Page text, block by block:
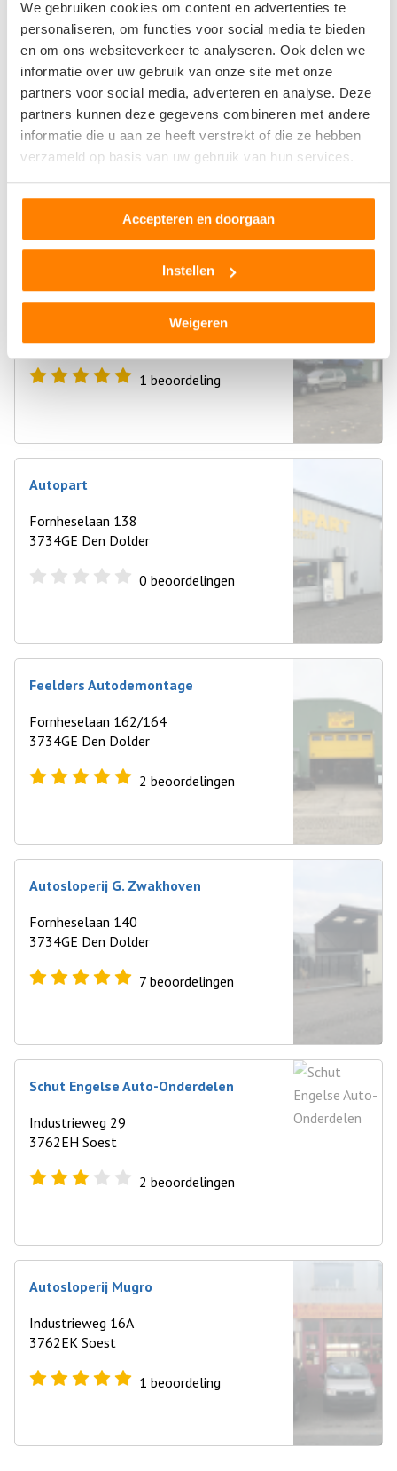
We gebruiken cookies om content en advertenties te
personaliseren, om functies voor social media te bieden
en om ons websiteverkeer te analyseren. Ook delen we
informatie over uw gebruik van onze site met onze
partners voor social media, adverteren en analyse. Deze
partners kunnen deze gegevens combineren met andere
informatie die u aan ze heeft verstrekt of die ze hebben
verzameld op basis van uw gebruik van hun services.
Accepteren en doorgaan
Instellen
Weigeren
Onderdeel aanvragen
Allround Autodemontage
Fornheselaan 158
3734GE Den Dolder
0beoordelingen
3542CJ Den Dolder
1 beoordeling
Autopart
Fornheselaan 138
3734GE Den Dolder
0 beoordelingen
Feelders Autodemontage
Fornheselaan 162/164
3734GE Den Dolder
2 beoordelingen
Autosloperij G. Zwakhoven
Fornheselaan 140
3734GE Den Dolder
7 beoordelingen
Schut Engelse Auto-Onderdelen
Industrieweg 29
3762EH Soest
2 beoordelingen
Autosloperij Mugro
Industrieweg 16A
3762EK Soest
1 beoordeling